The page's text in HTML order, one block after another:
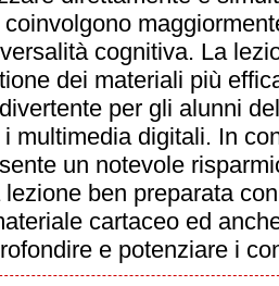
coinvolgono
cognitiva. La
dei materiali più
per gli alunni
i multimedia digitali. In
un notevole
lezione ben preparata
cartaceo ed
e potenziare i